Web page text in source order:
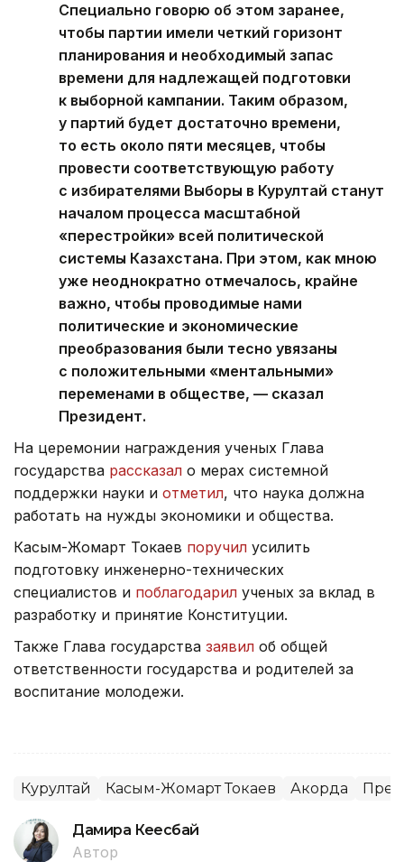
Специально говорю об этом заранее,
чтобы партии имели четкий горизонт
планирования и необходимый запас
времени для надлежащей подготовки
к выборной кампании. Таким образом,
у партий будет достаточно времени,
то есть около пяти месяцев, чтобы
провести соответствующую работу
с избирателями Выборы в Курултай станут
началом процесса масштабной
«перестройки» всей политической
системы Казахстана. При этом, как мною
уже неоднократно отмечалось, крайне
важно, чтобы проводимые нами
политические и экономические
преобразования были тесно увязаны
с положительными «ментальными»
переменами в обществе, — сказал
Президент.
На церемонии награждения ученых Глава
государства рассказал о мерах системной
поддержки науки и отметил, что наука должна
работать на нужды экономики и общества.
Касым-Жомарт Токаев поручил усилить
подготовку инженерно-технических
специалистов и поблагодарил ученых за вклад в
разработку и принятие Конституции.
Также Глава государства заявил об общей
ответственности государства и родителей за
воспитание молодежи.
Курултай Касым-Жомарт Токаев Акорда
Дамира Кеңесбай
Автор